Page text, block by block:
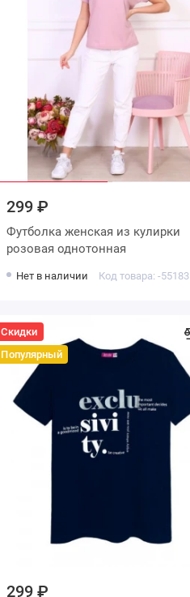
299 ₽
Футболка женская из кулирки
розовая однотонная
Нет в наличии Код товара: -55183
Скидки
Популярный
299 ₽